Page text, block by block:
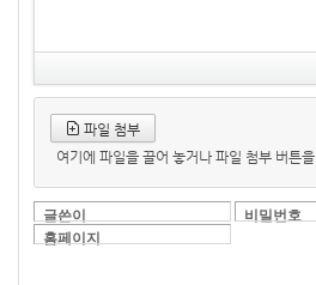
파일 첨부
여기에 파일을 끌어 놓거나 파일 첨부 버튼
글쓴이
비밀번호
홈페이지